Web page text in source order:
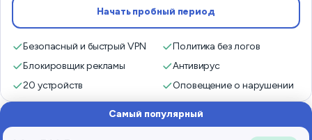
Начать пробный период
Безопасный и быстрый VPN
Политика без логов
Блокировщик рекламы
Антивирус
20 устройств
Оповещение о нарушении
Самый популярный